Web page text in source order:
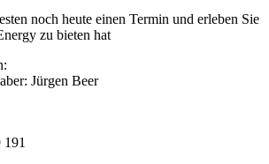
noch heute einen Termin und erleben Sie
zu bieten hat
Jürgen Beer